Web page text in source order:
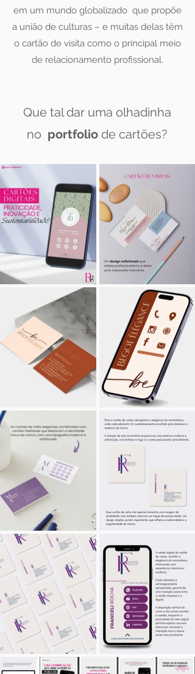
em um mundo globalizado que propõe
a união de culturas – e muitas delas têm
o cartão de visita como o principal meio
de relacionamento profissional.
Que tal dar uma olhadinha
no portfolio de cartões?